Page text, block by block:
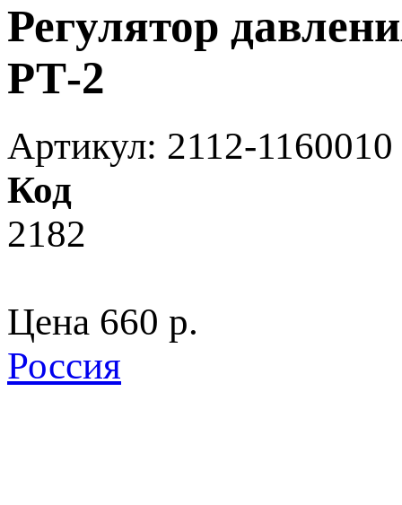
Регулятор
РТ-2
Артикул: 2112-1160010
Код
2182
Цена 660 p.
Россия